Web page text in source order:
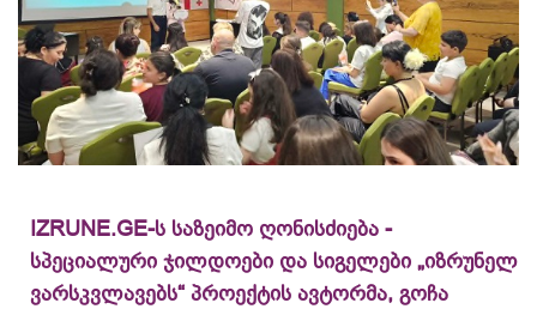
IZRUNE.GE-ს საზეიმო ღონისძიება -
სპეციალური ჯილდოები და სიგელები „იზრუნელ
ვარსკვლავებს“ პროექტის ავტორმა, გოჩა